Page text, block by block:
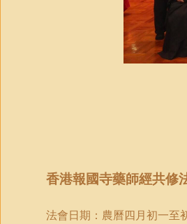
香港報國寺藥師經共修
法會日期：農曆四月初一至